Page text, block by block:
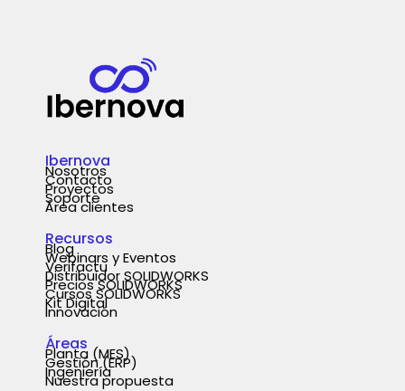
Ibernova
Nosotros
Contacto
Proyectos
Soporte
Área clientes
Recursos
Blog
Webinars y Eventos
Verifactu
Distribuidor SOLIDWORKS
Precios SOLIDWORKS
Cursos SOLIDWORKS
Kit Digital
Innovación
Áreas
Planta (MES)
Gestión (ERP)
Ingeniería
Nuestra propuesta